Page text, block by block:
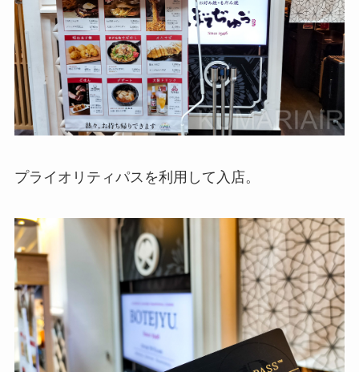
プライオリティパスを利用して入店。